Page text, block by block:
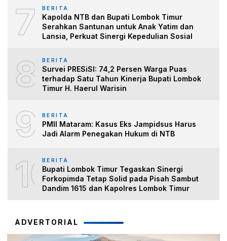
7 BERITA
Kapolda NTB dan Bupati Lombok Timur
Serahkan Santunan untuk Anak Yatim dan
Lansia, Perkuat Sinergi Kepedulian Sosial
8 BERITA
Survei PRESiSI: 74,2 Persen Warga Puas
terhadap Satu Tahun Kinerja Bupati Lombok
Timur H. Haerul Warisin
9 BERITA
PMII Mataram: Kasus Eks Jampidsus Harus
Jadi Alarm Penegakan Hukum di NTB
10BERITA
Bupati Lombok Timur Tegaskan Sinergi
Forkopimda Tetap Solid pada Pisah Sambut
Dandim 1615 dan Kapolres Lombok Timur
ADVERTORIAL